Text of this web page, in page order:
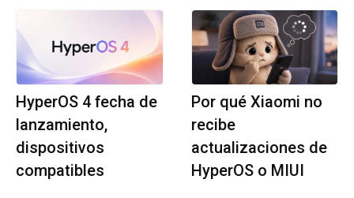
HyperOS 4 fecha de
lanzamiento,
dispositivos
compatibles
Por qué Xiaomi no
recibe
actualizaciones de
HyperOS o MIUI